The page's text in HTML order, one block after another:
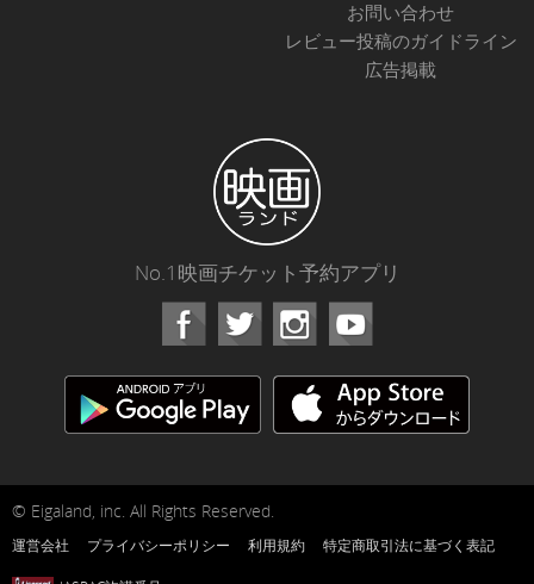
お問い合わせ
レビュー投稿のガイドライン
広告掲載
No.1映画チケット予約アプリ
Facebook Instagram
© Eigaland, inc. All Rights Reserved.
運営会社 プライバシーポリシー 利用規約 特定商取引法に基づく表記